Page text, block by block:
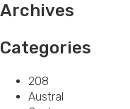
Archives
Categories
208
Austral